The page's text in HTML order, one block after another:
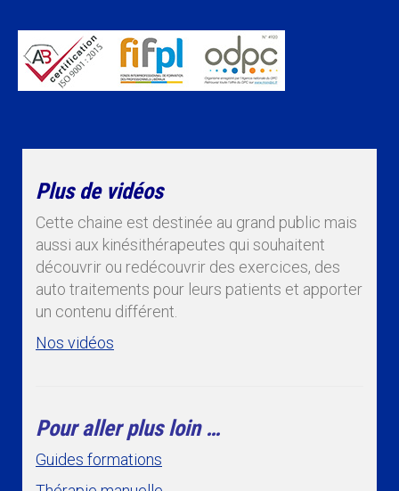
Plus de vidéos
Cette chaine est destinée au grand public mais
aussi aux kinésithérapeutes qui souhaitent
découvrir ou redécouvrir des exercices, des
auto traitements pour leurs patients et apporter
un contenu différent.
Nos vidéos
Pour aller plus loin …
Guides formations